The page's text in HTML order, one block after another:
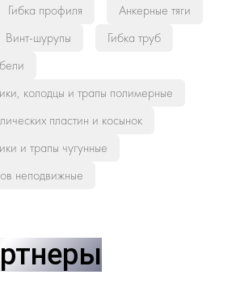
Гибка профиля
Анкерные тяги
Винт-шурупы
Гибка труб
колодцы и трапы полимерные
пластин и косынок
и трапы чугунные
неподвижные